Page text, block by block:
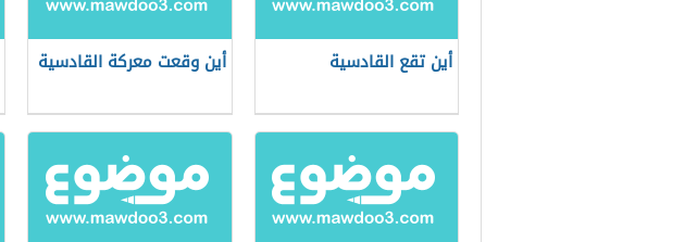
أين تقع القادسية أين وقعت معركة القادسية